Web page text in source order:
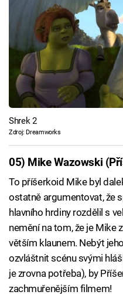
Shrek 2
Zdroj: Dreamworks
05) Mike Wazowski
To příšerkoid Mike byl
ostatně argumentovat, že
hlavního hrdiny rozdělil s
nemění na tom, že je Mike
větším klaunem. Nebýt
ozvláštnit scénu svými
je zrovna potřeba), by
zachmuřenějším filmem!